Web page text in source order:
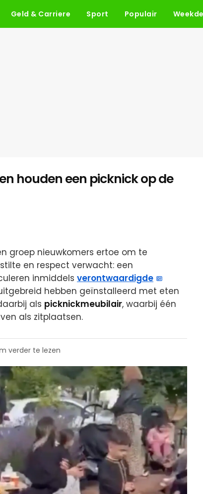
Geld & Carriere Sport Populair
houden een picknick op de
groep nieuwkomers ertoe om te
en respect verwacht: een
inmiddels verontwaardigde
hebben geïnstalleerd met eten
als picknickmeubilair, waarbij één
als zitplaatsen.
verder te lezen